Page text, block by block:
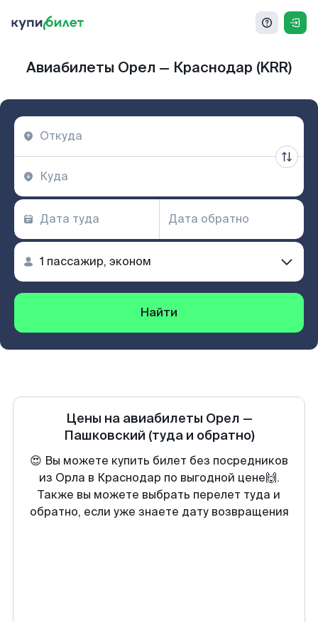
Авиабилеты Орел — Краснодар (KRR)
Найти
Цены на авиабилеты Орел —
Пашковский (туда и обратно)
😍 Вы можете купить билет без посредников
из Орла в Краснодар по выгодной цене🙌.
Также вы можете выбрать перелет туда и
обратно, если уже знаете дату возвращения